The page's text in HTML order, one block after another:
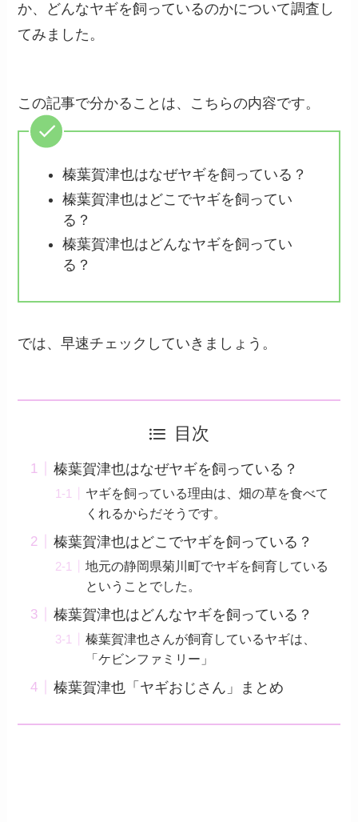
か、どんなヤギを飼っているのかについて調査し
てみました。
この記事で分かることは、こちらの内容です。
榛葉賀津也はなぜヤギを飼っている？
榛葉賀津也はどこでヤギを飼ってい
る？
榛葉賀津也はどんなヤギを飼ってい
る？
では、早速チェックしていきましょう。
目次
榛葉賀津也はなぜヤギを飼っている？
ヤギを飼っている理由は、畑の草を食べて
くれるからだそうです。
榛葉賀津也はどこでヤギを飼っている？
地元の静岡県菊川町でヤギを飼育している
ということでした。
榛葉賀津也はどんなヤギを飼っている？
榛葉賀津也さんが飼育しているヤギは、
「ケビンファミリー」
榛葉賀津也「ヤギおじさん」まとめ